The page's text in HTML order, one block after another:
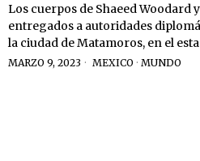
Los cuerpos de Shaeed
entregados a autoridades
la ciudad de Matamoros, en el
MARZO 9, 2023 MEXICO · MUNDO